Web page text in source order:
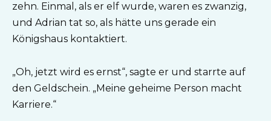
zehn. Einmal, als er elf wurde, waren es zwanzig,
und Adrian tat so, als hätte uns gerade ein
Königshaus kontaktiert.
„Oh, jetzt wird es ernst“, sagte er und starrte auf
den Geldschein. „Meine geheime Person macht
Karriere.“